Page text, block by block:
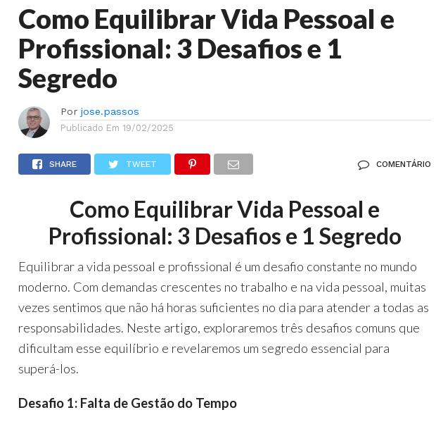
Como Equilibrar Vida Pessoal e
Profissional: 3 Desafios e 1
Segredo
Por jose.passos
Publicado Em 19/02/2025
SHARE TWEET COMENTÁRIO
Como Equilibrar Vida Pessoal e
Profissional: 3 Desafios e 1 Segredo
Equilibrar a vida pessoal e profissional é um desafio constante no mundo
moderno. Com demandas crescentes no trabalho e na vida pessoal, muitas
vezes sentimos que não há horas suficientes no dia para atender a todas as
responsabilidades. Neste artigo, exploraremos três desafios comuns que
dificultam esse equilíbrio e revelaremos um segredo essencial para
superá-los.
Desafio 1: Falta de Gestão do Tempo